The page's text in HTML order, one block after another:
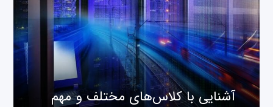
آشنایی با کلاس‌های مختلف و مهم